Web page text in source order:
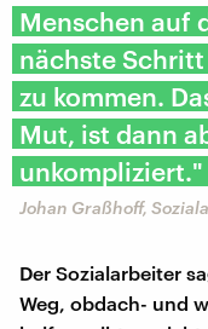
Menschen auf
nächste
zu kommen.
Mut, ist dann
unkompliziert."
Johan Graßhoff,
Der Sozialarbeiter
Weg, obdach- und